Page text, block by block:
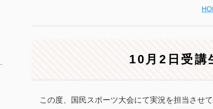
10月2日受講
この度、国民スポーツ大会にて実況を担当させ